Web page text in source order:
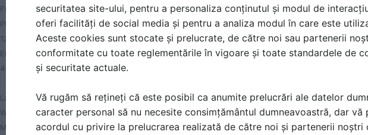
FINNO
PIRATE SHIP
120825
EN1176-1,3:2008 TÜV
4+
Largest part:
Width:
Max. free fall height:
securitatea site-ului, pentru a personaliza conținutul și modul de
oferi facilități de social media și pentru a analiza modul în care este
Aceste cookies sunt stocate și prelucrate, de către noi sau partenerii
conformitate cu toate reglementările în vigoare și toate standardele de
și securitate actuale.
Vă rugăm să rețineți că este posibil ca anumite prelucrări ale datelor
caracter personal să nu necesite consimțământul dumneavoastră, dar vă
acordul cu privire la prelucrarea realizată de către noi și partenerii noștri